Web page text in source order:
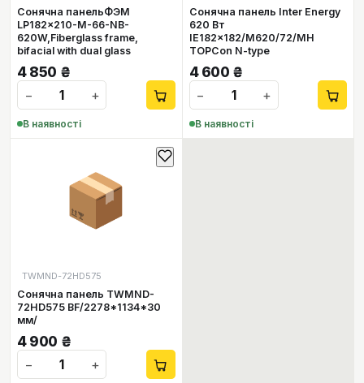
Сонячна панельФЭМ
LP182x210-M-66-NB-
620W,Fiberglass frame,
bifacial with dual glass
4 850 ₴
−
+
В наявності
Сонячна панель Inter Energy
620 Вт
IE182x182/M620/72/MH
TOPCon N-type
4 600 ₴
−
+
В наявності
📦
TWMND-72HD575
Сонячна панель TWMND-
72HD575 BF/2278*1134*30
мм/
4 900 ₴
−
+